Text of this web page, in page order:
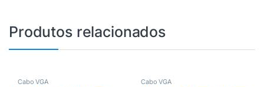
Produtos relacionados
Cabo VGA Cabo VGA